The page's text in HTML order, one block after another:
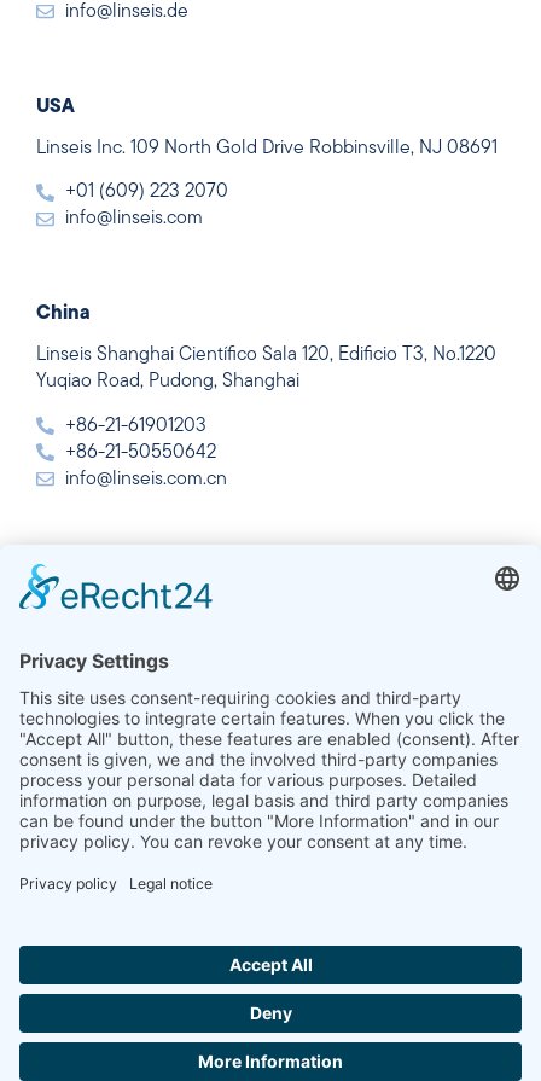
info@linseis.de
USA
Linseis Inc. 109 North Gold Drive Robbinsville, NJ 08691
+01 (609) 223 2070
info@linseis.com
China
Linseis Shanghai Científico Sala 120, Edificio T3, No.1220
Yuqiao Road, Pudong, Shanghai
+86-21-61901203
+86-21-50550642
info@linseis.com.cn
India
Linseis Thermal Analysis India Pvt. Ltd. Parcela 65, 2ª
Delhi
+91-11-42883851
sales@linseis.in
EMPRESAIMPRENTA
PROTECCIÓN
DE DATOS
CON
NOSOTROS
Hallo ich bin LINAI! Wie kann ich dir